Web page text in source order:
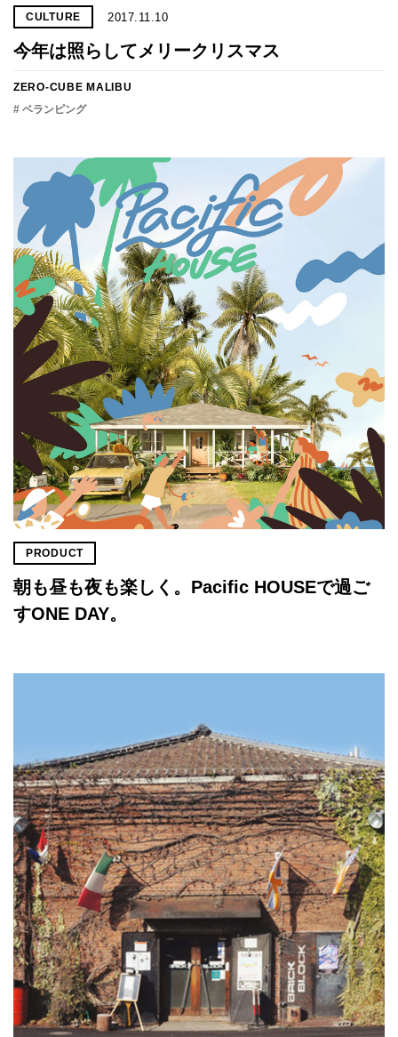
CULTURE 2017.11.10
今年は照らしてメリークリスマス
ZERO-CUBE MALIBU
# ベランピング
PRODUCT
朝も昼も夜も楽しく。Pacific HOUSEで過ご
すONE DAY。